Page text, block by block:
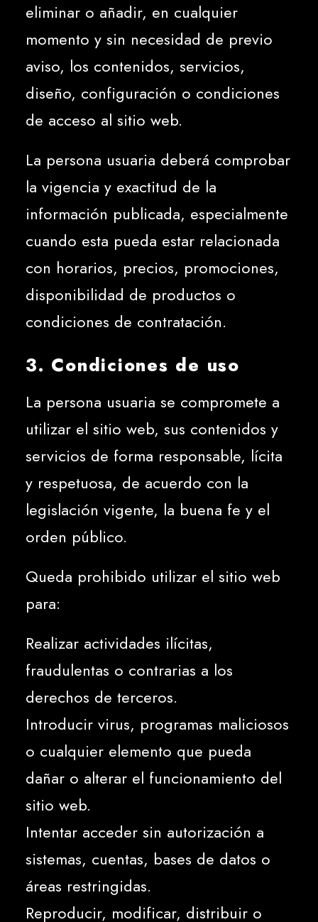
eliminar o añadir, en cualquier
momento y sin necesidad de previo
aviso, los contenidos, servicios,
diseño, configuración o condiciones
de acceso al sitio web.
La persona usuaria deberá comprobar
la vigencia y exactitud de la
información publicada, especialmente
cuando esta pueda estar relacionada
con horarios, precios, promociones,
disponibilidad de productos o
condiciones de contratación.
3. Condiciones de uso
La persona usuaria se compromete a
utilizar el sitio web, sus contenidos y
servicios de forma responsable, lícita
y respetuosa, de acuerdo con la
legislación vigente, la buena fe y el
orden público.
Queda prohibido utilizar el sitio web
para:
Realizar actividades ilícitas,
fraudulentas o contrarias a los
derechos de terceros.
Introducir virus, programas maliciosos
o cualquier elemento que pueda
dañar o alterar el funcionamiento del
sitio web.
Intentar acceder sin autorización a
sistemas, cuentas, bases de datos o
áreas restringidas.
Reproducir, modificar, distribuir o